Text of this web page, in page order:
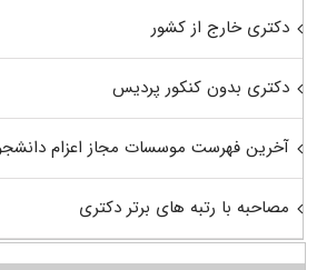
دکتری خارج از کشور
دکتری بدون کنکور پردیس
آخرین فهرست موسسات مجاز اعزام
مصاحبه با رتبه های برتر دکتری